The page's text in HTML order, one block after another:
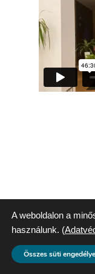
A weboldalon a
használunk. (
Összes süti